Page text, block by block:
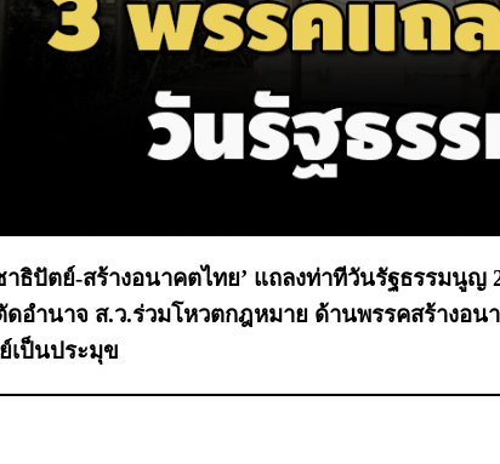
าธิปัตย์-สร้างอนาคตไทย’ แถลงท่าทีวันรัฐธรรมนู
ดอำนาจ ส.ว.ร่วมโหวตกฎหมาย ด้านพรรคสร้างอ
เป็นประมุข